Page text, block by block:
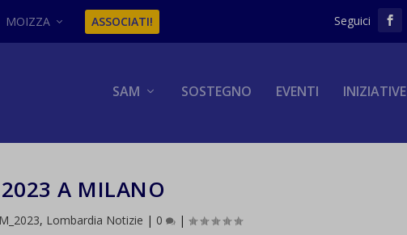
MOIZZA ASSOCIATI!
SAM SOSTEGNO EVENTI INIZIATIVE
A MILANO
, Lombardia Notizie | 0 |